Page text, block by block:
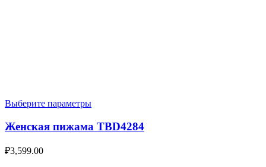
Выберите параметры
Женская пижама TBD4284
₽3,599.00